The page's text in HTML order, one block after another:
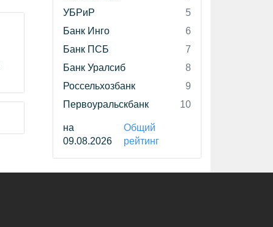
УБРиР
5
Банк Инго
6
Банк ПСБ
7
Банк Уралсиб
8
Россельхозбанк
9
Первоуральскбанк
10
на
09.08.2026
Общий
рейтинг